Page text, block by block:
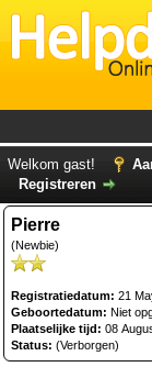
Welkom gast!
Registreren
Pierre
(Newbie)
Registratiedatum: 21
Geboortedatum: Niet
Plaatselijke tijd: 08
Status: (Verborgen)